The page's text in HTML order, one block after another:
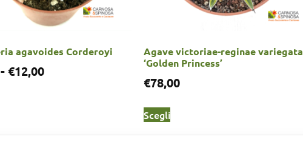
agavoides Corderoyi
- €12,00
Agave victoriae-reginae variegata
‘Golden Princess’
€78,00
Scegli